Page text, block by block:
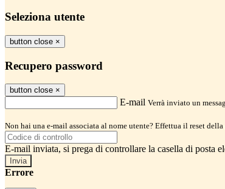
Seleziona utente
button close ×
Recupero password
button close ×
E-mail Verrà inviato un
Non hai una e-mail associata al nome utente? Effettua il reset
E-mail inviata, si prega di controllare la casella di posta
Errore